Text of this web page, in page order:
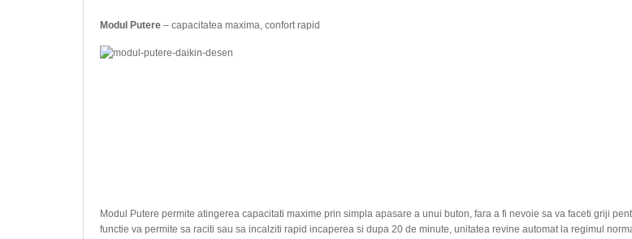
Modul Putere – capacitatea maxima, confort rapid
Modul Putere permite atingerea capacitati maxime prin simpla apasare a unui buton, fara a fi nevoie sa va faceti griji
functie va permite sa raciti sau sa incalziti rapid incaperea si dupa 20 de minute, unitatea revine automat la regimul